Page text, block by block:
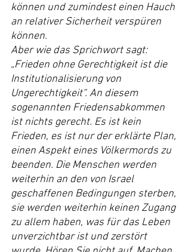
können und zumindest einen Hauch
an relativer Sicherheit verspüren
können.
Aber wie das Sprichwort sagt:
„Frieden ohne Gerechtigkeit ist die
Institutionalisierung von
Ungerechtigkeit“. An diesem
sogenannten Friedensabkommen
ist nichts gerecht. Es ist kein
Frieden, es ist nur der erklärte Plan,
einen Aspekt eines Völkermords zu
beenden. Die Menschen werden
weiterhin an den von Israel
geschaffenen Bedingungen sterben,
sie werden weiterhin keinen Zugang
zu allem haben, was für das Leben
unverzichtbar ist und zerstört